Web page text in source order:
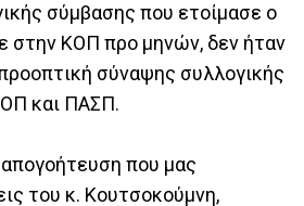
σύμβασης που ετοίμασε ο
στην ΚΟΠ προ μηνών, δεν ήταν
σύναψης συλλογικής
και ΠΑΣΠ.
που μας
του κ. Κουτσοκούμνη,